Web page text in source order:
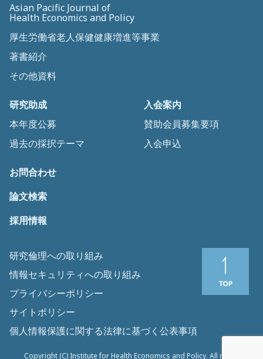
Asian Pacific Journal of
Health Economics and Policy
厚生労働省老人保健健康増進等事業
著書紹介
その他資料
研究助成
本年度公募
過去の採択テーマ
入会案内
賛助会員募集要項
入会申込
お問合わせ
論文検索
採用情報
研究倫理への取り組み
情報セキュリティへの取り組み
プライバシーポリシー
サイトポリシー
個人情報保護に関する法律に基づく公表事項
Copyright (C) Institute for Health Economics and Policy. All rights